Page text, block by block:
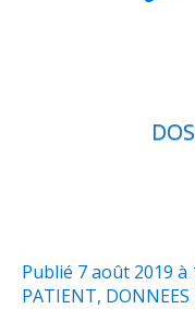
Publié 7 août 2019 à
PATIENT, DONNEES